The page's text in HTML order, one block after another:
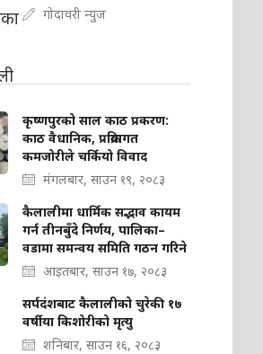
गोदावरी न्युज
कृष्णपुरको साल काठ प्रकरण:
काठ वैधानिक, प्रक्रियागत
कमजोरीले चर्कियो विवाद
मंगलबार, साउन १९, २०८३
कैलालीमा धार्मिक सद्भाव कायम
गर्न तीनबुँदे निर्णय, पालिका–
वडामा समन्वय समिति गठन गरिने
आइतबार, साउन १७, २०८३
सर्पदंशबाट कैलालीको चुरेकी १७
वर्षीया किशोरीको मृत्यु
शनिबार, साउन १६, २०८३